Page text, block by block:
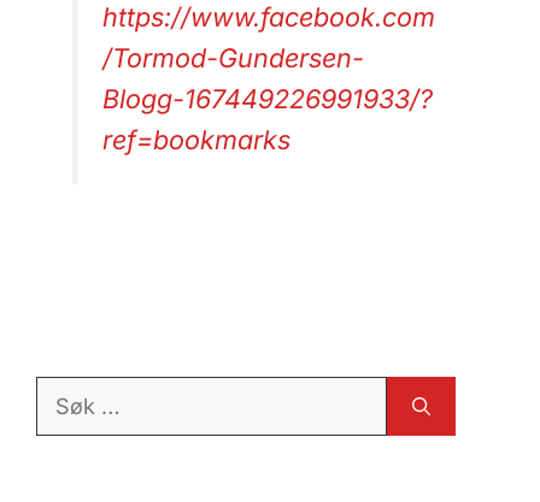
https://www.facebook.com
/Tormod-Gundersen-
Blogg-167449226991933/?
ref=bookmarks
Søk